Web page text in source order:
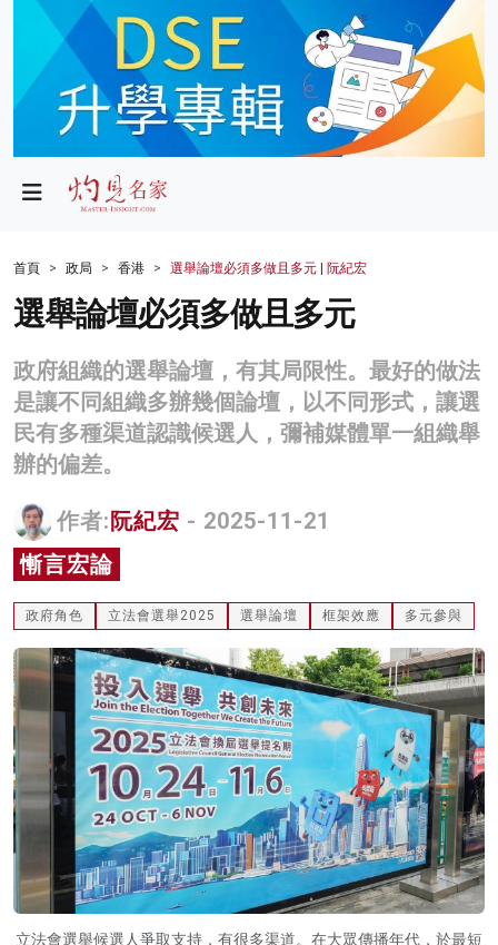
政局
財經
生活
商業
科技
名家榜
灼見活動
關於我們
首頁 政局 香港 選舉論壇必須多做且多元 | 阮紀宏
選舉論壇必須多做且多元
政府組織的選舉論壇，有其局限性。最好的做法
是讓不同組織多辦幾個論壇，以不同形式，讓選
民有多種渠道認識候選人，彌補媒體單一組織舉
辦的偏差。
作者: 阮紀宏 - 2025-11-21
慚言宏論
政府角色 立法會選舉2025 選舉論壇 框架效應 多元參與
立法會選舉候選人爭取支持，有很多渠道。在大眾傳播年代，於最短